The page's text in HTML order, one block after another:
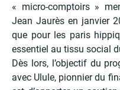
« micro-comptoirs »
Jean Jaurès en janvier
que pour les paris
essentiel au tissu social
Dès lors, l’objectif du
avec Ulule, pionnier du